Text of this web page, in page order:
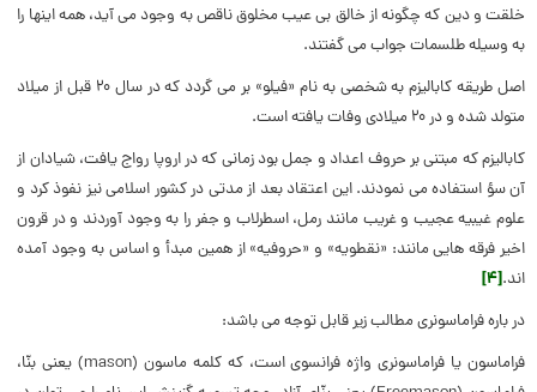
خلقت و دین که چگونه از خالق بی عیب مخلوق ناقص به وجود می آید، همه اینها را
به وسیله طلسمات جواب می گفتند.
اصل طریقه کابالیزم به شخصی به نام «فیلو» بر می گردد که در سال ۲۰ قبل از میلاد
متولد شده و در ۲۰ میلادی وفات یافته است.
کابالیزم که مبتنی بر حروف اعداد و جمل بود زمانی که در اروپا رواج یافت، شیادان از
آن سؤ استفاده می نمودند. این اعتقاد بعد از مدتی در کشور اسلامی نیز نفوذ کرد و
علوم غیبیه عجیب و غریب مانند رمل، اسطرلاب و جفر را به وجود آوردند و در قرون
اخیر فرقه هایی مانند: «نقطویه» و «حروفیه» از همین مبدأ و اساس به وجود آمده
اند.[۴]
در باره فراماسونری مطالب زیر قابل توجه می باشد:
فراماسون یا فراماسونری واژه فرانسوی است، که کلمه ماسون (mason) یعنی بنّا،